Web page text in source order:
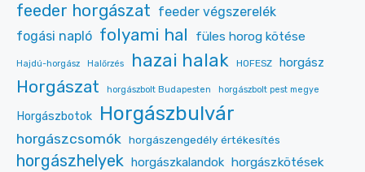
feeder horgászat feeder végszerelék
fogási napló folyami hal füles horog kötése
Hajdú-horgász Halőrzés hazai halak HOFESZ horgász
Horgászat horgászbolt Budapesten horgászbolt pest megye
Horgászbotok Horgászbulvár
horgászcsomók horgászengedély értékesítés
horgászhelyek horgászkalandok horgászkötések